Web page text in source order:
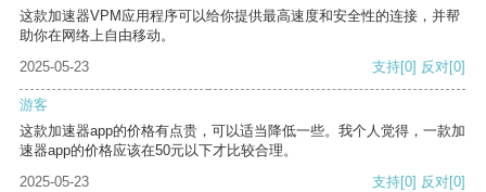
这款加速器VPM应用程序可以给你提供最高速度和安全性的连接，并帮
助你在网络上自由移动。
2025-05-23
支持[0] 反对[0]
游客
这款加速器app的价格有点贵，可以适当降低一些。我个人觉得，一款加
速器app的价格应该在50元以下才比较合理。
2025-05-23
支持[0] 反对[0]